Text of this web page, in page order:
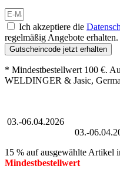
Ich akzeptiere die
regelmäßig Angebote erhalten.
Gutscheincode jetzt erhalten
* Mindestbestellwert 100 €.
WELDINGER & Jasic,
03.-06.04.2026
03.-
15 % auf ausgewählte Artikel
Mindestbestellwert